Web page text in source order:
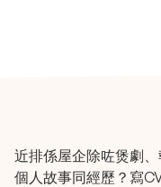
近排係屋企除咗煲劇
個人故事同經歷？寫